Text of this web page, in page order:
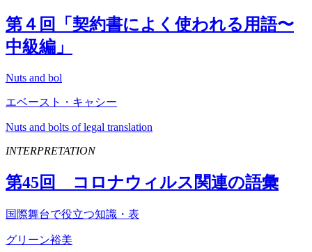
第４回「契約書によく使われる用語〜
中級編」
Nuts and bol
エベースト・キャシー
Nuts and bolts of legal translation
INTERPRETATION
第45回 コロナウィルス関連の語彙
国際舞台で役立つ知識・表
グリーン裕美